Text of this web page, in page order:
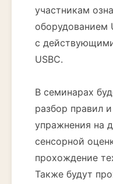
участникам
оборудованием
с
USBC.
В семинарах
разбор правил
упражнения на
сенсорной
прохождение
Также будут